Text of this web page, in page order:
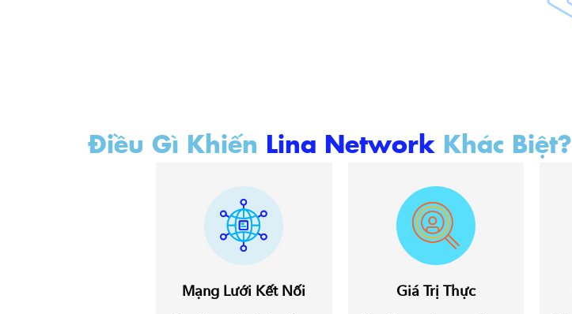
Điều Gì Khiến Lina Network Khác Biệt?
Mạng Lưới Kết Nối Giá Trị Thực